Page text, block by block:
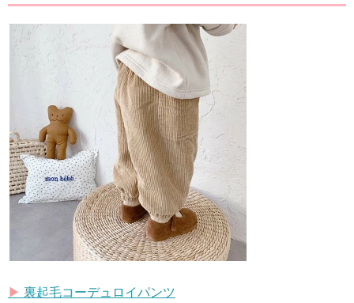
▶︎ 裏起毛コーデュロイパンツ